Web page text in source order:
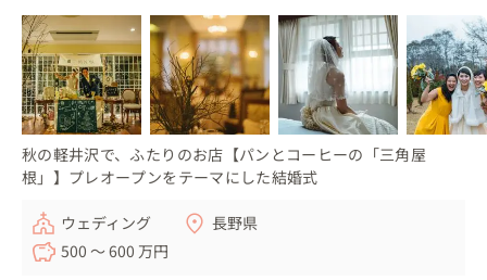
秋の軽井沢で、ふたりのお店【パンとコーヒーの「三角屋
根」】プレオープンをテーマにした結婚式
ウェディング
長野県
500 〜 600 万円